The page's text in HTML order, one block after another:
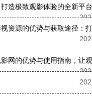
造极致观影体验的全新平台
资源的优势与获取途径：
网的优势与使用指南，让